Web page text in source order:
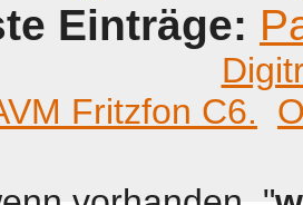
Einträge:
Fritzfon C6.